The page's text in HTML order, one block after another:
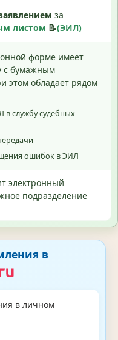
за
листом 📝(ЭИЛ)
форме имеет
с бумажным
этом обладает рядом
в службу судебных
ошибок в ЭИЛ
электронный
подразделение
в
в личном